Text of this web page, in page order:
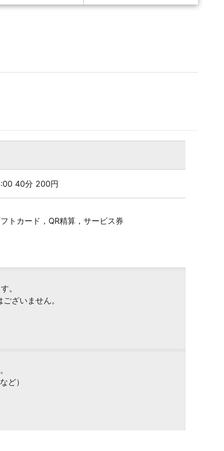
40分 200円
トカード，QR精算，サービス券
。
ざいません。
ど）